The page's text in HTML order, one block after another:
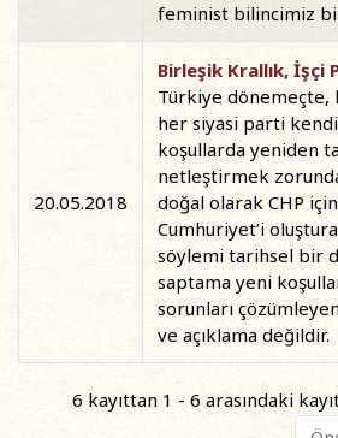
feminist bilincimiz
20.05.2018
Birleşik Krallık, İşçi
Türkiye dönemeçte,
her siyasi parti
koşullarda yeniden
netleştirmek
doğal olarak CHP
Cumhuriyet’i
söylemi tarihsel bir
saptama yeni
sorunları
ve açıklama değildir.
6 kayıttan 1 - 6 arasındaki